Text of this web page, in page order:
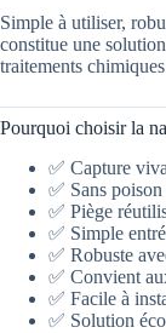
Simple à utiliser,
constitue une
traitements
Pourquoi choisir la
✅ Capture
✅ Sans
✅ Piège
✅ Simple
✅ Robuste
✅ Convient
✅ Facile à
✅ Solution